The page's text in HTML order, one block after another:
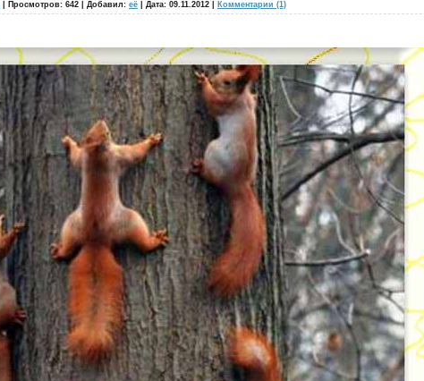
Просмотров: 642 Добавил: её Дата: 09.11.2012 Комментарии (1)